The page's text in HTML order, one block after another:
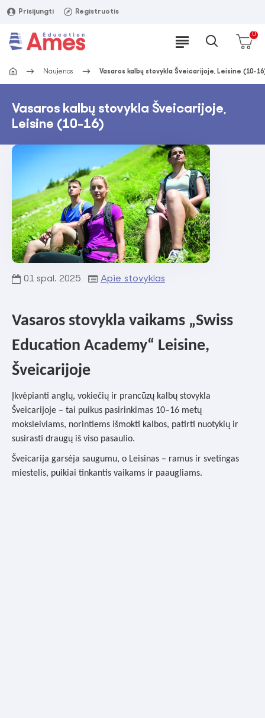
Prisijungti Registruotis
0
Naujienos Vasaros kalbų stovykla Šveicarijoje, Leisine (10-
Vasaros kalbų stovykla Šveicarijoje,
Leisine (10-16)
01 spal. 2025 Apie stovyklas
Vasaros stovykla vaikams „Swiss
Education Academy“ Leisine,
Šveicarijoje
Įkvėpianti anglų, vokiečių ir prancūzų kalbų stovykla
Šveicarijoje – tai puikus pasirinkimas 10–16 metų
moksleiviams, norintiems išmokti kalbos, patirti nuotykių ir
susirasti draugų iš viso pasaulio.
Šveicarija garsėja saugumu, o Leisinas – ramus ir svetingas
miestelis, puikiai tinkantis vaikams ir paaugliams.